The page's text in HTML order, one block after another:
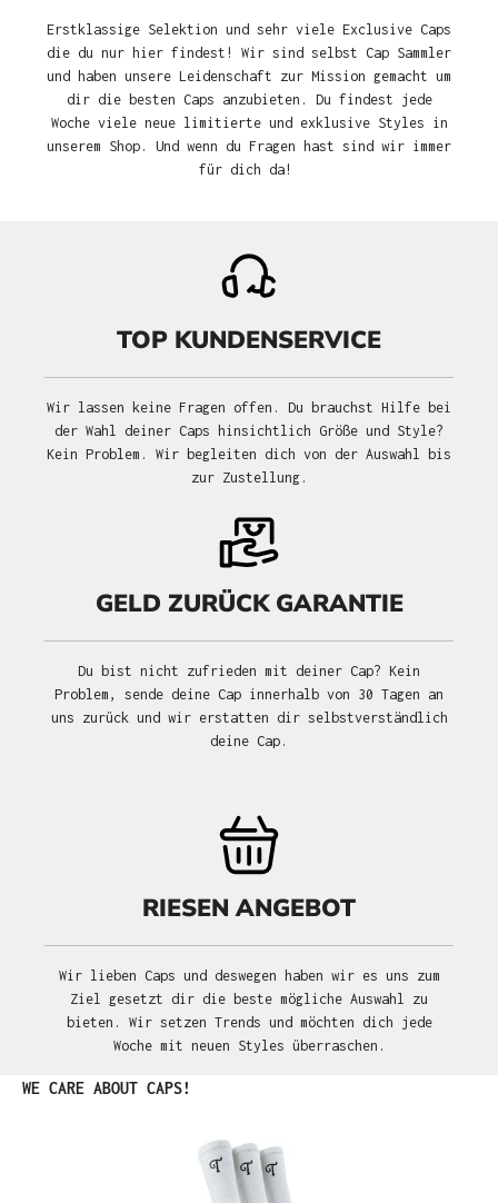
Erstklassige Selektion und sehr viele Exclusive Caps
die du nur hier findest! Wir sind selbst Cap Sammler
und haben unsere Leidenschaft zur Mission gemacht um
dir die besten Caps anzubieten. Du findest jede
Woche viele neue limitierte und exklusive Styles in
unserem Shop. Und wenn du Fragen hast sind wir immer
für dich da!
TOP KUNDENSERVICE
Wir lassen keine Fragen offen. Du brauchst Hilfe bei
der Wahl deiner Caps hinsichtlich Größe und Style?
Kein Problem. Wir begleiten dich von der Auswahl bis
zur Zustellung.
GELD ZURÜCK GARANTIE
Du bist nicht zufrieden mit deiner Cap? Kein
Problem, sende deine Cap innerhalb von 30 Tagen an
uns zurück und wir erstatten dir selbstverständlich
deine Cap.
RIESEN ANGEBOT
Wir lieben Caps und deswegen haben wir es uns zum
Ziel gesetzt dir die beste mögliche Auswahl zu
bieten. Wir setzen Trends und möchten dich jede
Woche mit neuen Styles überraschen.
Produktgalerie überspringen
WE CARE ABOUT CAPS!